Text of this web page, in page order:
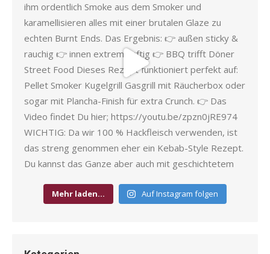
Mehr laden… Auf Instagram folgen